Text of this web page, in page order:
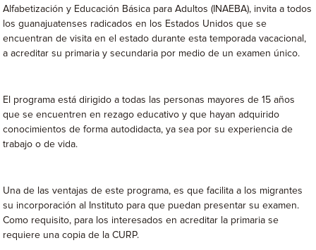
Alfabetización y Educación Básica para Adultos (INAEBA), invita a todos
los guanajuatenses radicados en los Estados Unidos que se
encuentran de visita en el estado durante esta temporada vacacional,
a acreditar su primaria y secundaria por medio de un examen único.
El programa está dirigido a todas las personas mayores de 15 años
que se encuentren en rezago educativo y que hayan adquirido
conocimientos de forma autodidacta, ya sea por su experiencia de
trabajo o de vida.
Una de las ventajas de este programa, es que facilita a los migrantes
su incorporación al Instituto para que puedan presentar su examen.
Como requisito, para los interesados en acreditar la primaria se
requiere una copia de la CURP.